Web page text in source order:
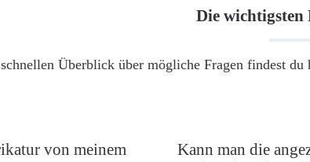
Die wichtigsten
Überblick über mögliche Fragen findest
von meinem
Kann man die